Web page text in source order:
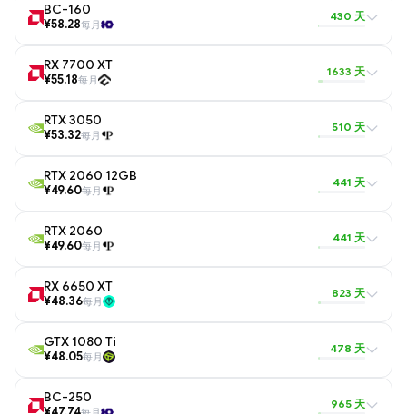
BC-160
¥58.28每月
430 天
RX 7700 XT
¥55.18每月
1633 天
RTX 3050
¥53.32每月
510 天
RTX 2060 12GB
¥49.60每月
441 天
RTX 2060
¥49.60每月
441 天
RX 6650 XT
¥48.36每月
823 天
GTX 1080 Ti
¥48.05每月
478 天
BC-250 965 天